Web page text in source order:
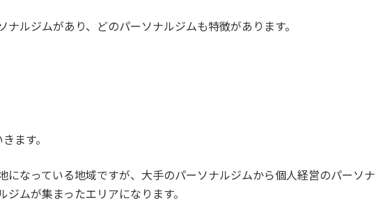
ルジムがあり、どのパーソナルジムも特徴があります。
ます。
になっている地域ですが、大手のパーソナルジムから個人経営のパーソナ
ムが集まったエリアになります。